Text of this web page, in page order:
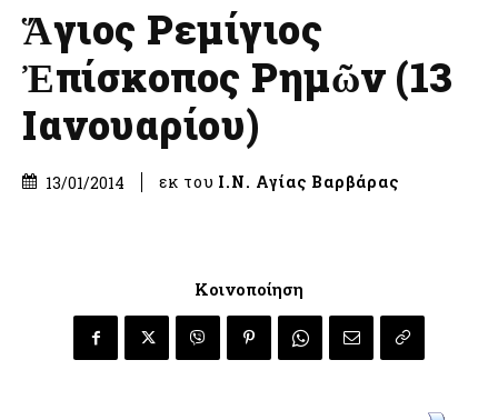
Ἅγιος Ρεμίγιος
Ἐπίσκοπος Ρημῶν (13
Ιανουαρίου)
13/01/2014 εκ του Ι.Ν. Αγίας Βαρβάρας
Κοινοποίηση